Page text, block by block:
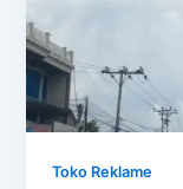
Toko Reklame